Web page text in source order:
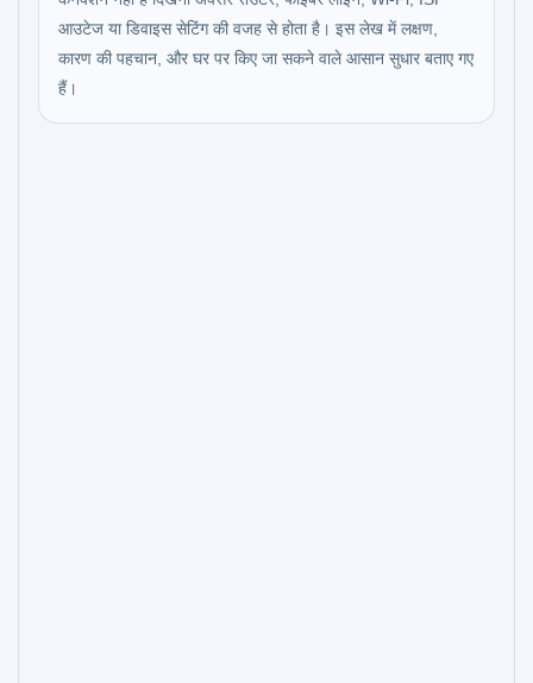
आउटेज या डिवाइस सेटिंग की वजह से होता है। इस लेख में लक्षण,
कारण की पहचान, और घर पर किए जा सकने वाले आसान सुधार बताए गए
हैं।